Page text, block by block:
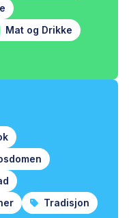
Mat og Drikke
Tradisjon